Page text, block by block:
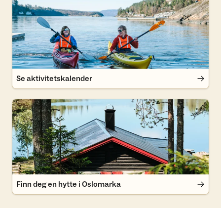
Se aktivitetskalender
Finn deg en hytte i Oslomarka
Finn deg en hytte i Oslomarka